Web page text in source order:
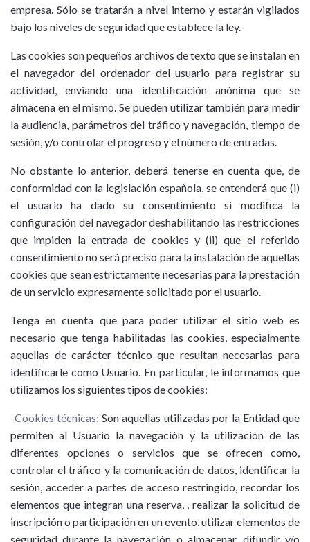
empresa. Sólo se tratarán a nivel interno y estarán vigilados
bajo los niveles de seguridad que establece la ley.
Las cookies son pequeños archivos de texto que se instalan en
el navegador del ordenador del usuario para registrar su
actividad, enviando una identificación anónima que se
almacena en el mismo. Se pueden utilizar también para medir
la audiencia, parámetros del tráfico y navegación, tiempo de
sesión, y/o controlar el progreso y el número de entradas.
No obstante lo anterior, deberá tenerse en cuenta que, de
conformidad con la legislación española, se entenderá que (i)
el usuario ha dado su consentimiento si modifica la
configuración del navegador deshabilitando las restricciones
que impiden la entrada de cookies y (ii) que el referido
consentimiento no será preciso para la instalación de aquellas
cookies que sean estrictamente necesarias para la prestación
de un servicio expresamente solicitado por el usuario.
Tenga en cuenta que para poder utilizar el sitio web es
necesario que tenga habilitadas las cookies, especialmente
aquellas de carácter técnico que resultan necesarias para
identificarle como Usuario. En particular, le informamos que
utilizamos los siguientes tipos de cookies:
-Cookies técnicas: Son aquellas utilizadas por la Entidad que
permiten al Usuario la navegación y la utilización de las
diferentes opciones o servicios que se ofrecen como,
controlar el tráfico y la comunicación de datos, identificar la
sesión, acceder a partes de acceso restringido, recordar los
elementos que integran una reserva, , realizar la solicitud de
inscripción o participación en un evento, utilizar elementos de
seguridad durante la navegación o almacenar, difundir y/o